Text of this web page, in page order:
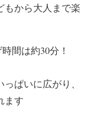
もから大人まで楽
間は約30分！
ぱいに広がり、
ます